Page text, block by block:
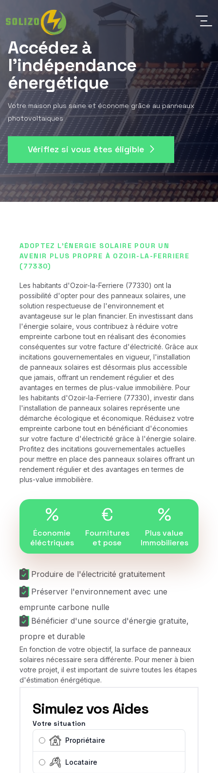
Accédez à
l'indépendance
énergétique
Votre maison plus saine et économe grâce au panneaux
photovoltaiques
Vérifiez si vous êtes éligible
ADOPTEZ L'ÉNERGIE SOLAIRE POUR UN
AVENIR PLUS PROPRE À OZOIR-LA-FERRIERE
(77330)
Les habitants d'Ozoir-la-Ferriere (77330) ont la
possibilité d'opter pour des panneaux solaires, une
solution respectueuse de l'environnement et
avantageuse sur le plan financier. En investissant dans
l'énergie solaire, vous contribuez à réduire votre
empreinte carbone tout en réalisant des économies
conséquentes sur votre facture d'électricité. Grâce aux
incitations gouvernementales en vigueur, l'installation
de panneaux solaires est désormais plus accessible
que jamais, offrant un rendement régulier et des
avantages en termes de plus-value immobilière. Pour
les habitants d'Ozoir-la-Ferriere (77330), investir dans
l'installation de panneaux solaires représente une
démarche écologique et économique. Réduisez votre
empreinte carbone tout en bénéficiant d'économies
sur votre facture d'électricité grâce à l'énergie solaire.
Profitez des incitations gouvernementales actuelles
pour mettre en place des panneaux solaires offrant un
rendement régulier et des avantages en termes de
plus-value immobilière.
%
Économie
éléctriques
€
Fournitures
et pose
%
Plus value
Immobilieres
Produire de l'électricité gratuitement
Préserver l'environnement avec une
emprunte carbone nulle
Bénéficier d'une source d'énergie gratuite,
propre et durable
En fonction de votre objectif, la surface de panneaux
solaires nécessaire sera différente. Pour mener à bien
votre projet, il est important de suivre toutes les étapes
d'éstimation énérgétique.
Simulez vos Aides
Votre situation
Propriétaire
Locataire